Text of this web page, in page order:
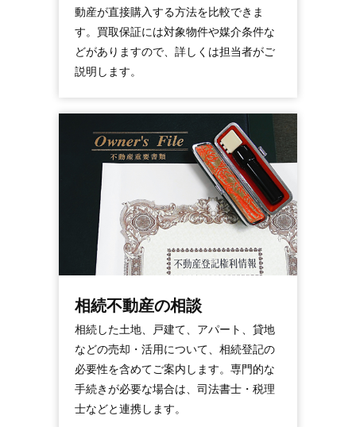
動産が直接購入する方法を比較できま
す。買取保証には対象物件や媒介条件な
どがありますので、詳しくは担当者がご
説明します。
相続不動産の相談
相続した土地、戸建て、アパート、貸地
などの売却・活用について、相続登記の
必要性を含めてご案内します。専門的な
手続きが必要な場合は、司法書士・税理
士などと連携します。